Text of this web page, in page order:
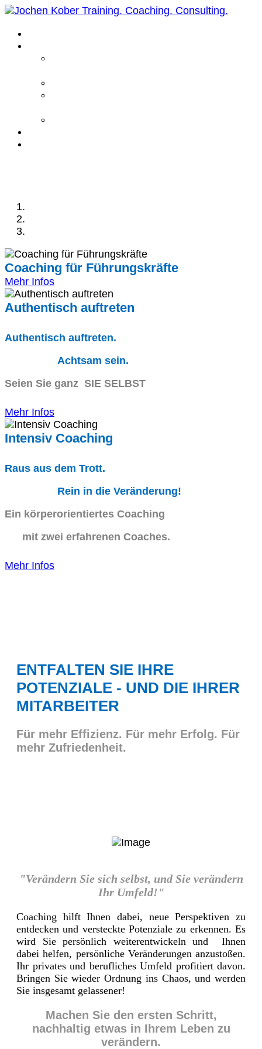
Coaching für Führungskräfte
Mehr Infos
Authentisch auftreten
Authentisch auftreten.
Achtsam sein.
Seien Sie ganz SIE SELBST
Mehr Infos
Intensiv Coaching
Raus aus dem Trott.
Rein in die Veränderung!
Ein körperorientiertes Coaching
mit zwei erfahrenen Coaches.
Mehr Infos
ENTFALTEN SIE IHRE
POTENZIALE - UND DIE IHRER
MITARBEITER
Für mehr Effizienz. Für mehr Erfolg. Für
mehr Zufriedenheit.
"Verändern Sie sich selbst, und Sie verändern
Ihr Umfeld!"
Coaching hilft Ihnen dabei, neue Perspektiven zu
entdecken und versteckte Potenziale zu erkennen. Es
wird Sie persönlich weiterentwickeln und Ihnen
dabei helfen, persönliche Veränderungen anzustoßen.
Ihr privates und berufliches Umfeld profitiert davon.
Bringen Sie wieder Ordnung ins Chaos, und werden
Sie insgesamt gelassener!
Machen Sie den ersten Schritt,
nachhaltig etwas in Ihrem Leben zu
verändern.